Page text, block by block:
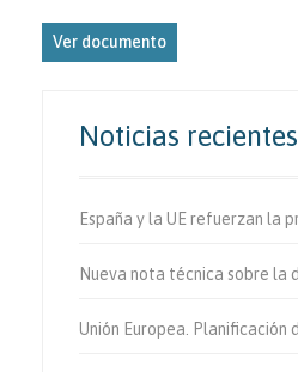
Ver documento
Noticias recientes